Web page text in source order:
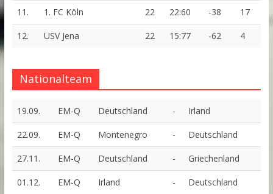
11. 1. FC Köln 22 22:60 -38 17
12. USV Jena 22 15:77 -62 4
Nationalteam
19.09. EM-Q Deutschland - Irland
22.09. EM-Q Montenegro - Deutschland
27.11. EM-Q Deutschland - Griechenland
01.12. EM-Q Irland - Deutschland